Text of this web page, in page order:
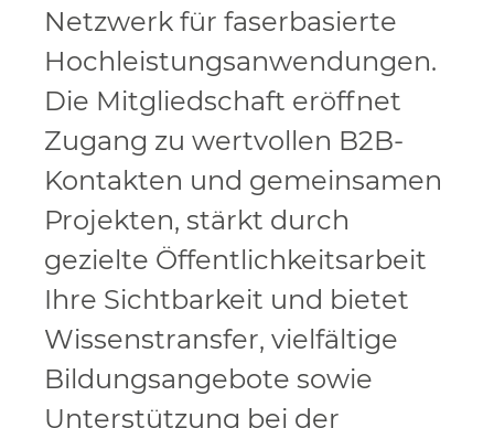
Netzwerk für faserbasierte
Hochleistungsanwendungen.
Die Mitgliedschaft eröffnet
Zugang zu wertvollen B2B-
Kontakten und gemeinsamen
Projekten, stärkt durch
gezielte Öffentlichkeitsarbeit
Ihre Sichtbarkeit und bietet
Wissenstransfer, vielfältige
Bildungsangebote sowie
Unterstützung bei der